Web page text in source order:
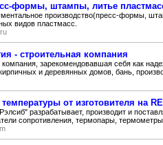
формы, штампы, литье
производство(пресс-формы,
видов пластмасс.
- строительная компания
компания, зарекомендовавшая себя как
и деревянных домов, бань,
от изготовителя на
разрабатывает, производит и
сопротивления, термопары,